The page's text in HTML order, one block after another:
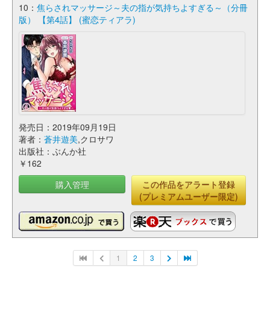
10： 焦らされマッサージ～夫の指が気持ちよすぎる～（分冊
版） 【第4話】 (蜜恋ティアラ)
発売日：2019年09月19日
著者： 蒼井遊美,クロサワ
出版社：ぶんか社
￥162
購入管理
この作品をアラート登録
(プレミアムユーザー限定)
1 2 3